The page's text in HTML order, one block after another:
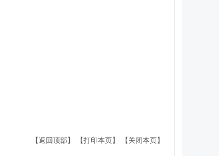
【返回顶部】
【打印本页】 【关闭本页】